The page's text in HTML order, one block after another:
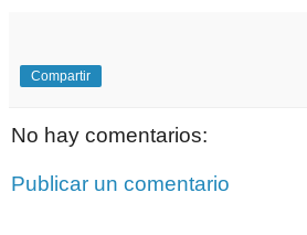
Compartir
No hay comentarios:
Publicar un comentario